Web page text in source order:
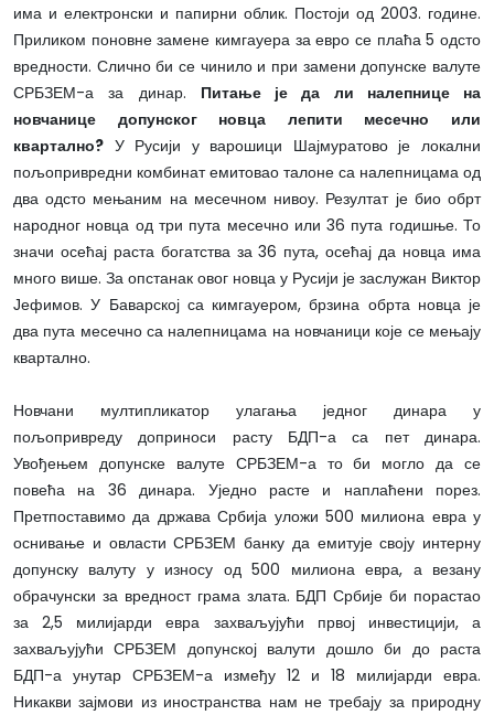
има и електронски и папирни облик. Постоји од 2003. године.
Приликом поновне замене кимгауера за евро се плаћа 5 одсто
вредности. Слично би се чинило и при замени допунске валуте
СРБЗЕМ-а за динар. Питање је да ли налепнице на
новчанице допунског новца лепити месечно или
квартално? У Русији у варошици Шајмуратово је локални
пољопривредни комбинат емитовао талоне са налепницама од
два одсто мењаним на месечном нивоу. Резултат је био обрт
народног новца од три пута месечно или 36 пута годишње. То
значи осећај раста богатства за 36 пута, осећај да новца има
много више. За опстанак овог новца у Русији је заслужан Виктор
Јефимов. У Баварској са кимгауером, брзина обрта новца је
два пута месечно са налепницама на новчаници које се мењају
квартално.
Новчани мултипликатор улагања једног динара у
пољопривреду доприноси расту БДП-а са пет динара.
Увођењем допунске валуте СРБЗЕМ-а то би могло да се
повећа на 36 динара. Уједно расте и наплаћени порез.
Претпоставимо да држава Србија уложи 500 милиона евра у
оснивање и овласти СРБЗЕМ банку да емитује своју интерну
допунску валуту у износу од 500 милиона евра, а везану
обрачунски за вредност грама злата. БДП Србије би порастао
за 2,5 милијарди евра захваљујући првој инвестицији, а
захваљујући СРБЗЕМ допунској валути дошло би до раста
БДП-а унутар СРБЗЕМ-а између 12 и 18 милијарди евра.
Никакви зајмови из иностранства нам не требају за природну